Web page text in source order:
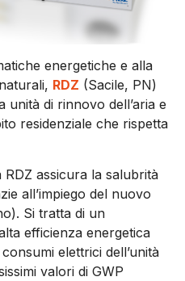
energetiche e alla
RDZ (Sacile, PN)
unità di rinnovo dell’aria e
residenziale che rispetta
assicura la salubrità
all’impiego del nuovo
Si tratta di un
efficienza energetica
elettrici dell’unità
valori di GWP